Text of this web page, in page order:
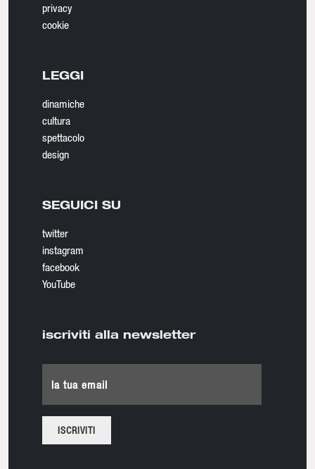
privacy
cookie
LEGGI
dinamiche
cultura
spettacolo
design
SEGUICI SU
twitter
instagram
facebook
YouTube
iscriviti alla newsletter
la tua email